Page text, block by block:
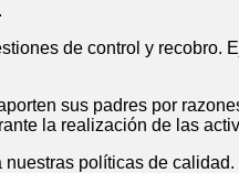
de control y recobro.
sus padres por
la realización de las
políticas de calidad.